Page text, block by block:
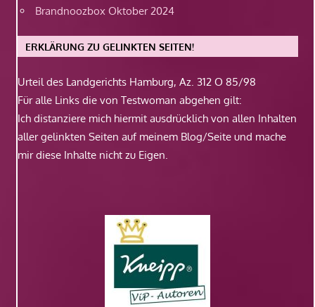
Brandnoozbox Oktober 2024
ERKLÄRUNG ZU GELINKTEN SEITEN!
Urteil des Landgerichts Hamburg, Az. 312 O 85/98
Für alle Links die von Testwoman abgehen gilt:
Ich distanziere mich hiermit ausdrücklich von allen Inhalten
aller gelinkten Seiten auf meinem Blog/Seite und mache
mir diese Inhalte nicht zu Eigen.